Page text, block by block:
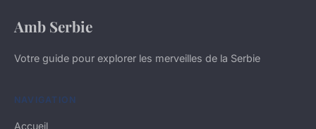
Amb Serbie
Votre guide pour explorer les merveilles de la Serbie
NAVIGATION
Accueil